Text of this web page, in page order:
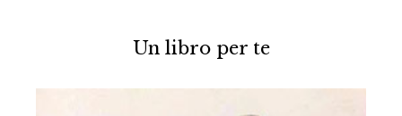
Un libro per te